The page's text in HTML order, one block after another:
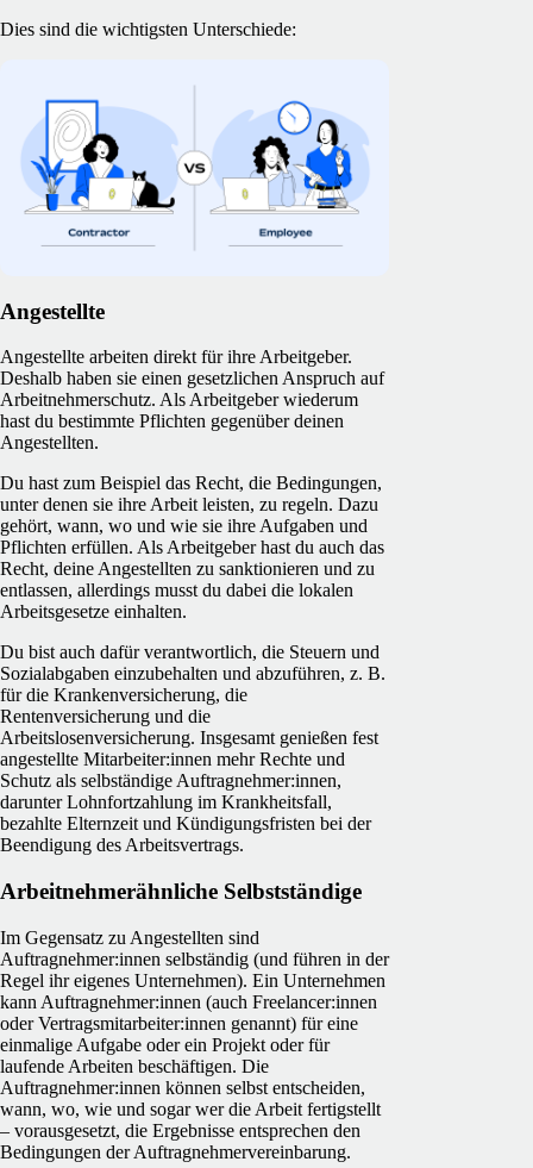
Dies sind die wichtigsten Unterschiede:
Angestellte
Angestellte arbeiten direkt für ihre Arbeitgeber.
Deshalb haben sie einen gesetzlichen Anspruch auf
Arbeitnehmerschutz. Als Arbeitgeber wiederum
hast du bestimmte Pflichten gegenüber deinen
Angestellten.
Du hast zum Beispiel das Recht, die Bedingungen,
unter denen sie ihre Arbeit leisten, zu regeln. Dazu
gehört, wann, wo und wie sie ihre Aufgaben und
Pflichten erfüllen. Als Arbeitgeber hast du auch das
Recht, deine Angestellten zu sanktionieren und zu
entlassen, allerdings musst du dabei die lokalen
Arbeitsgesetze einhalten.
Du bist auch dafür verantwortlich, die Steuern und
Sozialabgaben einzubehalten und abzuführen, z. B.
für die Krankenversicherung, die
Rentenversicherung und die
Arbeitslosenversicherung. Insgesamt genießen fest
angestellte Mitarbeiter:innen mehr Rechte und
Schutz als selbständige Auftragnehmer:innen,
darunter Lohnfortzahlung im Krankheitsfall,
bezahlte Elternzeit und Kündigungsfristen bei der
Beendigung des Arbeitsvertrags.
Arbeitnehmerähnliche Selbstständige
Im Gegensatz zu Angestellten sind
Auftragnehmer:innen selbständig (und führen in der
Regel ihr eigenes Unternehmen). Ein Unternehmen
kann Auftragnehmer:innen (auch Freelancer:innen
oder Vertragsmitarbeiter:innen genannt) für eine
einmalige Aufgabe oder ein Projekt oder für
laufende Arbeiten beschäftigen. Die
Auftragnehmer:innen können selbst entscheiden,
wann, wo, wie und sogar wer die Arbeit fertigstellt
– vorausgesetzt, die Ergebnisse entsprechen den
Bedingungen der Auftragnehmervereinbarung.